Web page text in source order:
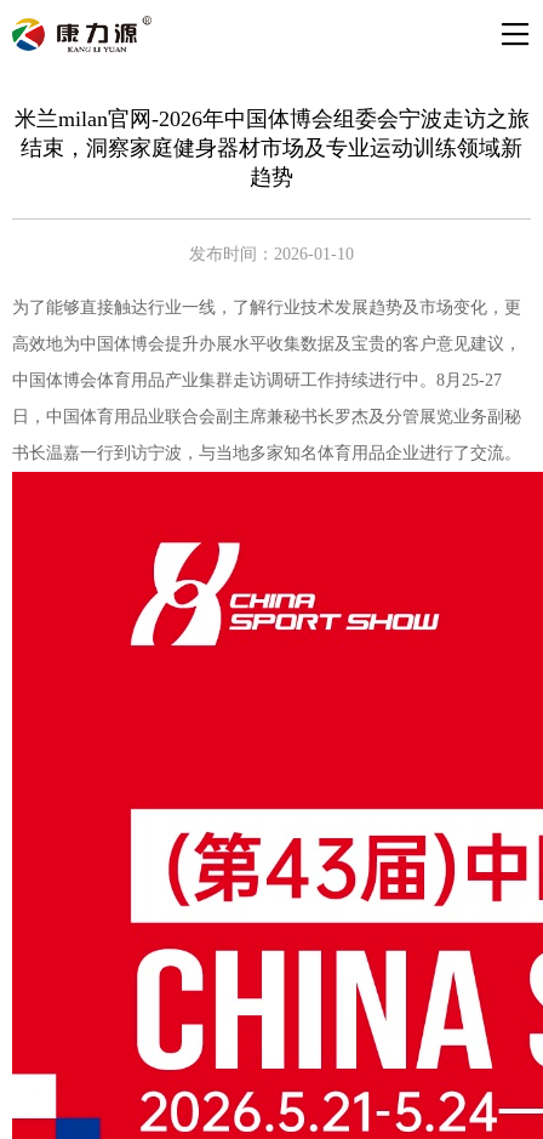
米兰milan官网-2026年中国体博会组委会宁波走访之旅
结束，洞察家庭健身器材市场及专业运动训练领域新
趋势
发布时间：2026-01-10
为了能够直接触达行业一线，了解行业技术发展趋势及市场变化，更
高效地为中国体博会提升办展水平收集数据及宝贵的客户意见建议，
中国体博会体育用品产业集群走访调研工作持续进行中。8月25-27
日，中国体育用品业联合会副主席兼秘书长罗杰及分管展览业务副秘
书长温嘉一行到访宁波，与当地多家知名体育用品企业进行了交流。